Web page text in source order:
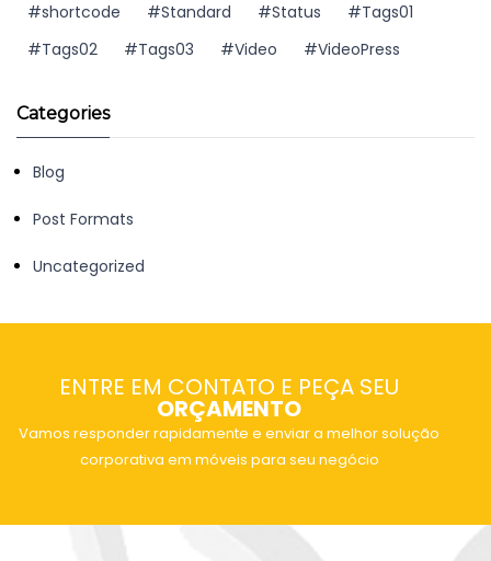
shortcode
Standard Status
Tags01
Tags02
Tags03 Video VideoPress
Categories
Blog
Post Formats
Uncategorized
ENTRE EM CONTATO E PEÇA SEU
ORÇAMENTO
Vamos responder rapidamente e enviar a melhor solução
corporativa em móveis para seu negócio